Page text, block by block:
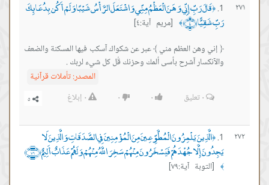
٢٧١ ﴿قَالَ رَبِّ إِنِّي وَهَنَ الْعَظْمُ مِنِّي وَاشْتَعَلَ الرَّأْسُ شَيْبًا وَلَمْ أَكُن بِدُعَائِكَ
رَبِّ شَقِيًّا ﴿٤﴾ ﴾
[مريم آية:٤]
﴿ إني وهن العظم مني ﴾ عبر عن شكواك آسكب فيها المسكنة والضعف
والآنكسار آشرح بأسى ألمك وحزنك قُل كل شيء لربك .
المصدر:تأملات قرآنية
٠تعليق ٠ ٠ ٠ إبلاغ
٢٧٢ ﴿الَّذِينَ يَلْمِزُونَ الْمُطَّوِّعِينَ مِنَ الْمُؤْمِنِينَ فِي الصَّدَقَاتِ وَالَّذِينَ لَا
يَجِدُونَ إِلَّا جُهْدَهُمْ فَيَسْخَرُونَ مِنْهُمْ سَخِرَ اللَّهُ مِنْهُمْ وَلَهُمْ عَذَابٌ أَلِيمٌ ﴿٧٩﴾
﴾
[التوبة آية:٧٩]